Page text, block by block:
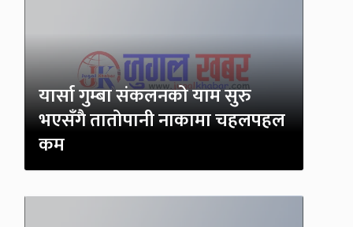
यार्सा गुम्बा संकलनको याम सुरु
भएसँगै तातोपानी नाकामा चहलपहल
कम